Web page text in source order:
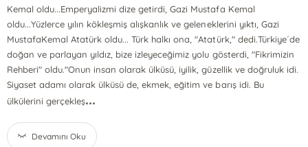
Kemal oldu...Emperyalizmi dize getirdi, Gazi Mustafa Kemal
oldu...Yüzlerce yılın kökleşmiş alışkanlık ve geleneklerini yıktı, Gazi
MustafaKemal Atatürk oldu... Türk halkı ona, "Atatürk," dedi.Türkiye´de
doğan ve parlayan yıldız, bize izleyeceğimiz yolu gösterdi, "Fikrimizin
Rehberi" oldu."Onun insan olarak ülküsü, iyilik, güzellik ve doğruluk idi.
Siyaset adamı olarak ülküsü de, ekmek, eğitim ve barış idi. Bu
ülkülerini gerçekleş...
Devamını Oku